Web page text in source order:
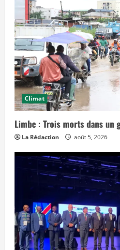
n
s
l
e
e
m
p
s
»
Climat
Limbe : Trois morts dans un
La Rédaction août 5, 2026